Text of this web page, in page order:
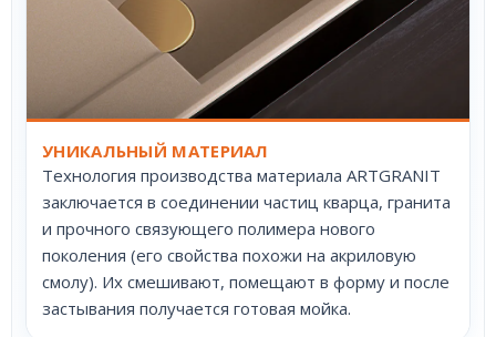
УНИКАЛЬНЫЙ МАТЕРИАЛ
Технология производства материала ARTGRANIT
заключается в соединении частиц кварца, гранита
и прочного связующего полимера нового
поколения (его свойства похожи на акриловую
смолу). Их смешивают, помещают в форму и после
застывания получается готовая мойка.